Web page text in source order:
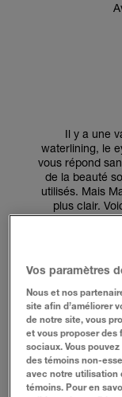
Il y a une
waterlining, le
vous répond
de la beauté
utilisés. Mais
plus clair.
tightlining
Le tightlining
Vos paramètres
Nous et nos
site afin d’améliorer
de notre site, vous
et vous proposer des
sociaux. Vous
des témoins non-
avec notre utilisation
témoins. Pour en